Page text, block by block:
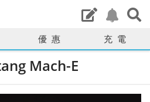
優惠 充電
Mach-E